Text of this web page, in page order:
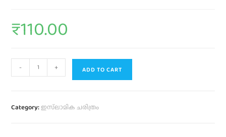
₹110.00
- + ADD TO CART
Category:ഇസ്‌ലാമിക ചരിത്രം